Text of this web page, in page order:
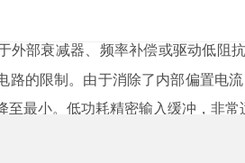
部衰减器、频率补偿或驱动低阻抗负载
的限制。由于消除了内部偏置电
至最小。低功耗精密输入缓冲，非